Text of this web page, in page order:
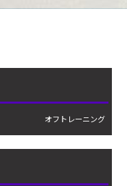
オフトレーニング